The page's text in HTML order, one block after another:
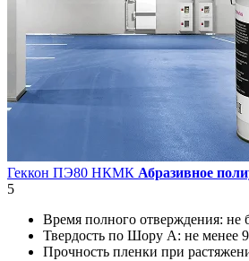
Геккон ПЭ80 НКМК Абразивное
5
Время полного отверждения: не
Твердость по Шору А: не менее
Прочность пленки при